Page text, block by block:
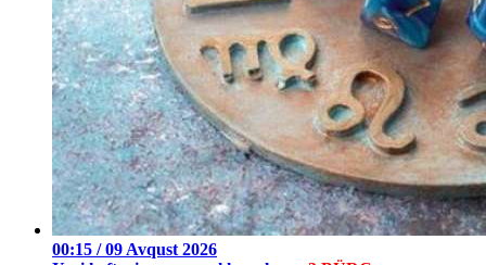
00:15 / 09 Avqust 2026